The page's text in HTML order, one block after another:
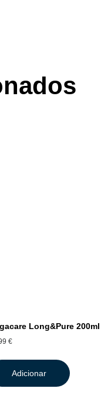
Long&Pure 200ml
€
Adicionar